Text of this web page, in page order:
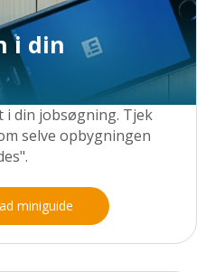
i din
din jobsøgning. Tjek
selve opbygningen
miniguide